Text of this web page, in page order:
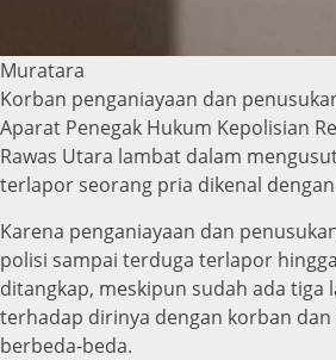
Muratara
Korban penganiayaan dan
Aparat Penegak Hukum Kepolisian
Rawas Utara lambat dalam
terlapor seorang pria dikenal
Karena penganiayaan dan
polisi sampai terduga terlapor
ditangkap, meskipun sudah ada tiga
terhadap dirinya dengan korban
berbeda-beda.